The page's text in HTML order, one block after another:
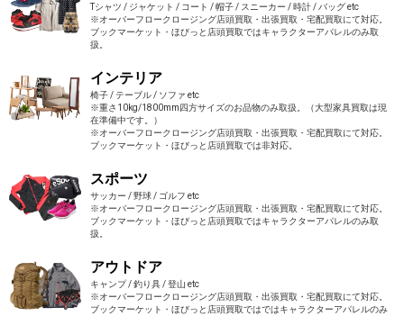
Tシャツ / ジャケット / コート / 帽子 / スニーカー / 時計 / バッグ etc
※オーバーフロークロージング店頭買取・出張買取・宅配買取にて対応。
ブックマーケット・ほびっと店頭買取ではキャラクターアパレルのみ取
扱。
インテリア
椅子 / テーブル / ソファ etc
※重さ10kg/1800mm四方サイズのお品物のみ取扱。（大型家具買取は現
在準備中です。）
※オーバーフロークロージング店頭買取・出張買取・宅配買取にて対応。
ブックマーケット・ほびっと店頭買取では非対応。
スポーツ
サッカー / 野球 / ゴルフ etc
※オーバーフロークロージング店頭買取・出張買取・宅配買取にて対応。
ブックマーケット・ほびっと店頭買取ではキャラクターアパレルのみ取
扱。
アウトドア
キャンプ / 釣り具 / 登山 etc
※オーバーフロークロージング店頭買取・出張買取・宅配買取にて対応。
ブックマーケット・ほびっと店頭買取ではではキャラクターアパレルのみ